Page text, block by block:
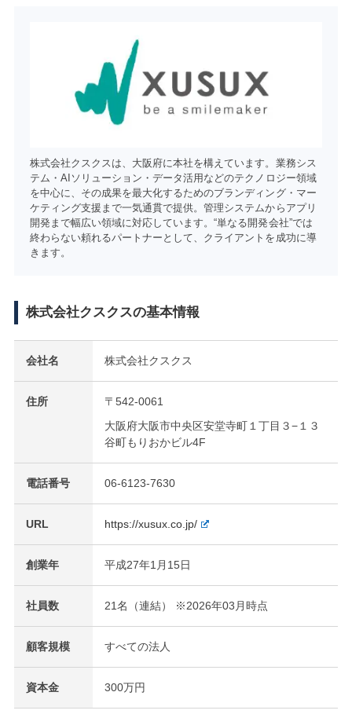
株式会社クスクスは、大阪府に本社を構えています。業務シス
テム・AIソリューション・データ活用などのテクノロジー領域
を中心に、その成果を最大化するためのブランディング・マー
ケティング支援まで一気通貫で提供。管理システムからアプリ
開発まで幅広い領域に対応しています。“単なる開発会社”では
終わらない頼れるパートナーとして、クライアントを成功に導
きます。
株式会社クスクスの基本情報
会社名 株式会社クスクス
住所
〒542-0061
大阪府大阪市中央区安堂寺町１丁目３−１３
谷町もりおかビル4F
電話番号 06-6123-7630
URL https://xusux.co.jp/
創業年 平成27年1月15日
社員数 21名（連結） ※2026年03月時点
顧客規模 すべての法人
資本金 300万円